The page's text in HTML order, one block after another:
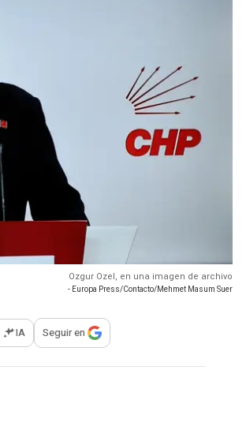
Ozgur Ozel, en una imagen de archivo
- Europa Press/Contacto/Mehmet Masum Suer
opciones para compartir
IA Seguir en